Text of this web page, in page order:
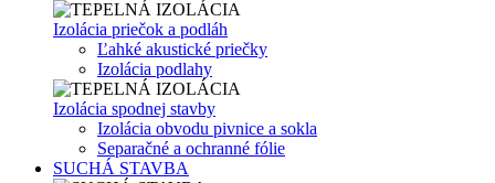
Izolácia priečok a podláh
Ľahké akustické priečky
Izolácia podlahy
Izolácia spodnej stavby
Izolácia obvodu pivnice a sokla
Separačné a ochranné fólie
SUCHÁ STAVBA